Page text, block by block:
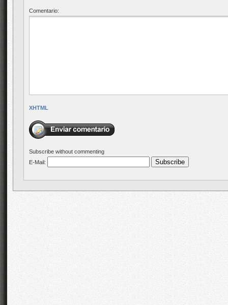
Comentario:
XHTML
Subscribe without commenting
E-Mail: